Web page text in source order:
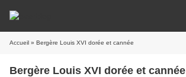
Accueil » Bergère Louis XVI dorée et cannée
Bergère Louis XVI dorée et cannée